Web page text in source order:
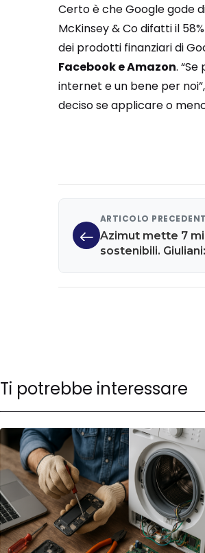
Certo è che Google gode
McKinsey & Co difatti il
dei prodotti finanziari di
Facebook e Amazon.
internet e un bene per
deciso se applicare o
ARTICOLO
Azimut mette 7
sostenibili.
Ti potrebbe interessare